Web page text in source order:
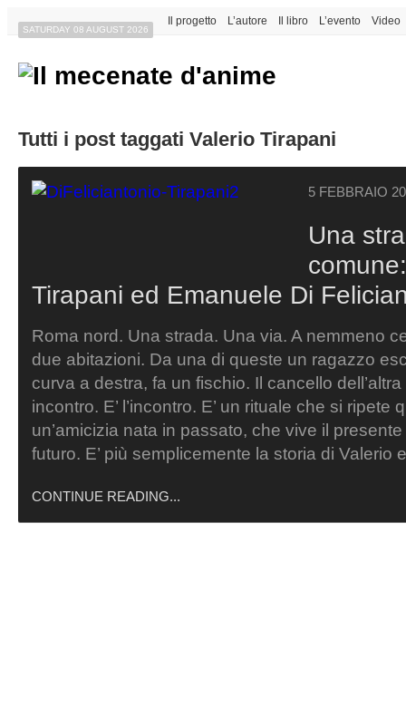
SATURDAY 08 AUGUST 2026
Il progetto L’autore Il libro L’evento Video
Tutti i post taggati Valerio Tirapani
5 FEBBRAIO
Una
Tirapani ed Emanuele Di
Roma nord. Una strada. Una via. A nemmeno
due abitazioni. Da una di queste un ragazzo
curva a destra, fa un fischio. Il cancello dell’altra
incontro. E’ l’incontro. E’ un rituale che si ripete
un’amicizia nata in passato, che vive il
futuro. E’ più semplicemente la storia di Valerio
CONTINUE READING...